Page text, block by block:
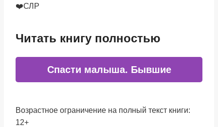
❤️СЛР
Читать книгу полностью
Спасти малыша. Бывшие
Возрастное ограничение на полный текст книги:
12+